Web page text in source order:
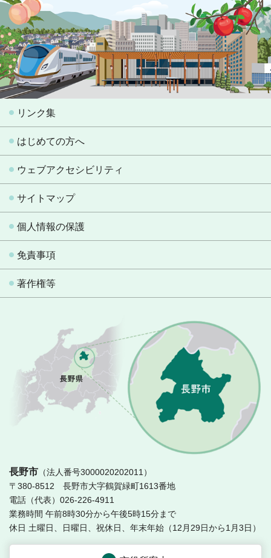
リンク集
はじめての方へ
ウェブアクセシビリティ
サイトマップ
個人情報の保護
免責事項
著作権等
長野市 （法人番号3000020202011）
〒380-8512 長野市大字鶴賀緑町1613番地
電話（代表）026-226-4911
業務時間 午前8時30分から午後5時15分まで
休日 土曜日、日曜日、祝休日、年末年始（12月29日から1月3日）